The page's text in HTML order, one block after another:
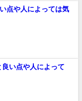
点や人によっては気
い点や人によって